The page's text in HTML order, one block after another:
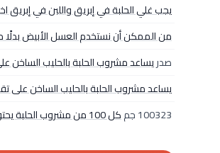
يجب غلي الحلبة في إبريق واللبن في
من الممكن أن نستخدم العسل الأبيض بدلًا
صدريساعد مشروب الحلبة بالحليب الساخن
يساعد مشروب الحلبة بالحليب الساخن على
100323 جم
كل 100 من مشروب الحلبة يحتوي على 323 سعر حراري